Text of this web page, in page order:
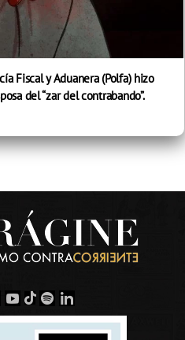
Fiscal y Aduanera (Polfa) hizo
del “zar del contrabando”.